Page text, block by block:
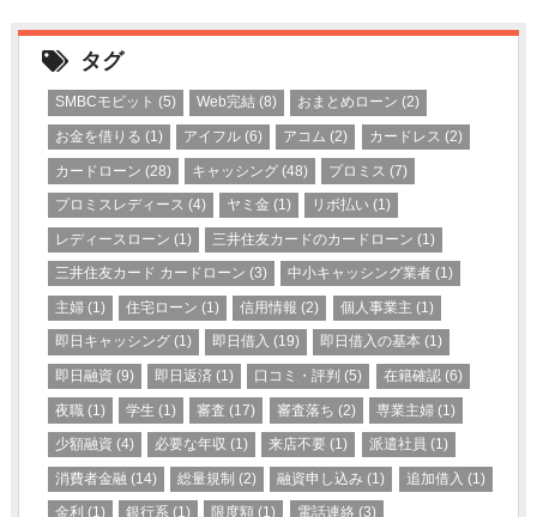
タグ
SMBCモビット (5) Web完結 (8) おまとめローン (2)
お金を借りる (1) アイフル (6) アコム (2) カードレス (2)
カードローン (28) キャッシング (48) プロミス (7)
プロミスレディース (4) ヤミ金 (1) リボ払い (1)
レディースローン (1) 三井住友カードのカードローン (1)
三井住友カード カードローン (3) 中小キャッシング業者 (1)
主婦 (1) 住宅ローン (1) 信用情報 (2) 個人事業主 (1)
即日キャッシング (1) 即日借入 (19) 即日借入の基本 (1)
即日融資 (9) 即日返済 (1) 口コミ・評判 (5) 在籍確認(6)
夜職 (1) 学生 (1) 審査 (17) 審査落ち (2) 専業主婦(1)
少額融資 (4) 必要な年収 (1) 来店不要 (1) 派遣社員 (1)
消費者金融 (14) 総量規制 (2) 融資申し込み (1) 追加借入 (1)
金利 (1) 銀行系 (1) 限度額 (1) 電話連絡(3)